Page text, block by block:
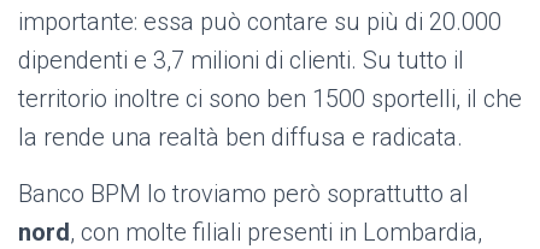
importante: essa può contare su più di 20.000
dipendenti e 3,7 milioni di clienti. Su tutto il
territorio inoltre ci sono ben 1500 sportelli, il che
la rende una realtà ben diffusa e radicata.
Banco BPM lo troviamo però soprattutto al
nord, con molte filiali presenti in Lombardia,